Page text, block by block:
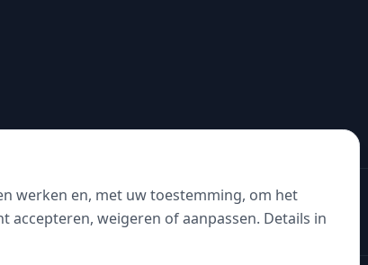
werken en, met uw toestemming, om het
weigeren of aanpassen. Details in